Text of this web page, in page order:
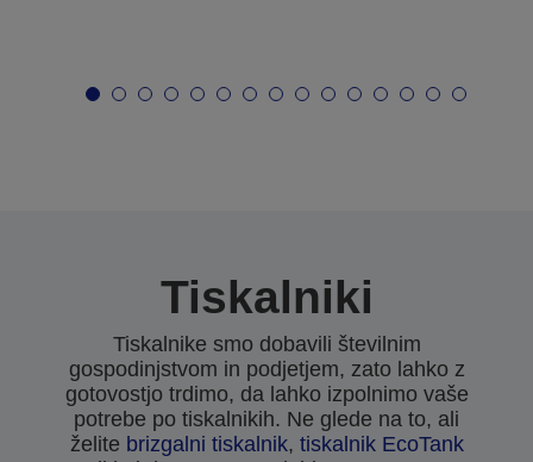
Tiskalniki
Tiskalnike smo dobavili številnim
gospodinjstvom in podjetjem, zato lahko z
gotovostjo trdimo, da lahko izpolnimo vaše
potrebe po tiskalnikih. Ne glede na to, ali
želite brizgalni tiskalnik, tiskalnik EcoTank